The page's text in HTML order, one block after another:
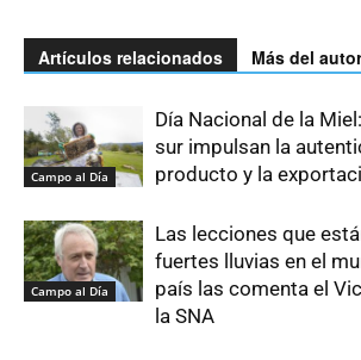
Artículos relacionados Más del autor
Campo al Día
Día Nacional de la
sur impulsan la
producto y la
Campo al Día
Las lecciones que
fuertes lluvias en el
país las comenta el
la SNA